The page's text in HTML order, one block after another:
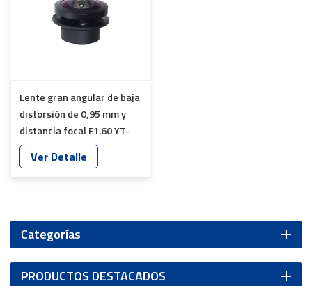
Lente gran angular de baja
distorsión de 0,95 mm y
distancia focal F1.60 YT-
7066-C1-A
Ver Detalle
Categorías
PRODUCTOS DESTACADOS